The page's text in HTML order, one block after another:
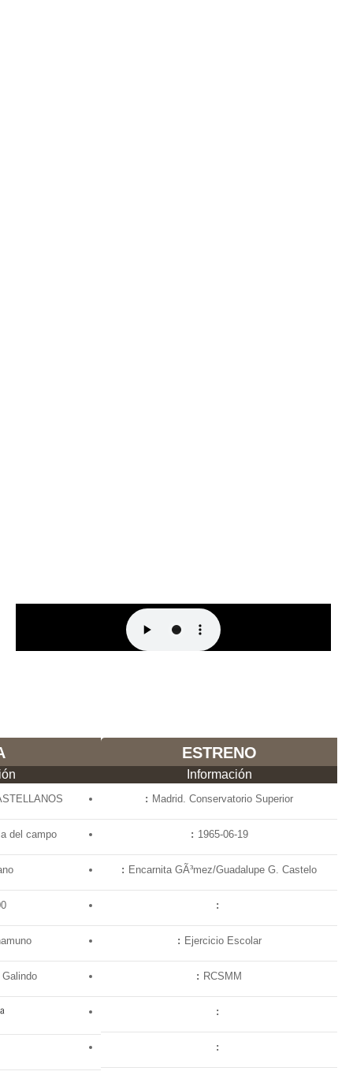
del campo
ESTRENO
Información
Madrid. Conservatorio Superior
1965-06-19
Encarnita GÃ³mez/Guadalupe G. Castelo
Ejercicio Escolar
RCSMM